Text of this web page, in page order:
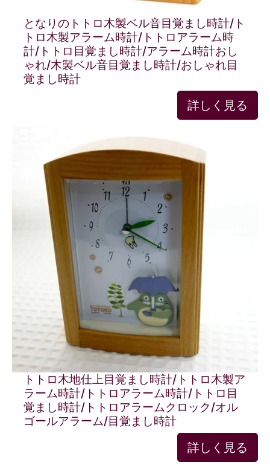
となりのトトロ木製ベル音目覚まし時計/ト
トロ木製アラーム時計/トトロアラーム時
計/トトロ目覚まし時計/アラーム時計おし
ゃれ/木製ベル音目覚まし時計/おしゃれ目
覚まし時計
詳しく見る
トトロ木地仕上目覚まし時計/トトロ木製ア
ラーム時計/トトロアラーム時計/トトロ目
覚まし時計/トトロアラームクロック/オル
ゴールアラーム/目覚まし時計
詳しく見る